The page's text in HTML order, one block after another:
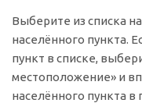
Выберите из списка
населённого пункта.
пункт в списке,
местоположение» и
населённого пункта в